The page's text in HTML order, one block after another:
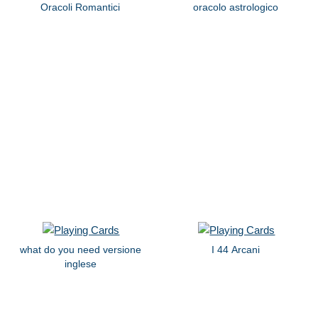
Oracoli Romantici oracolo astrologico
what do you need versione
inglese
I 44 Arcani